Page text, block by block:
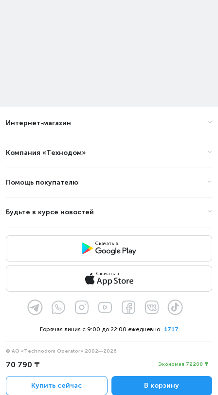
70 790 ₸ Экономия 72200 ₸
Купить сейчас В корзину
Интернет-магазин
Компания «Технодом»
Помощь покупателю
Будьте в курсе новостей
Скачать в
Скачать в
1717
Горячая линия с 9:00 до 22:00 ежедневно
© АО «Technodom Operator» 2002—2026
Мы принимаем:
Политика конфиденциальности